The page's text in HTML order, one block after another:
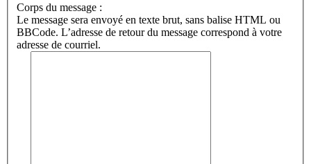
Corps du message :
Le message sera envoyé en texte brut, sans balise HTML ou
BBCode. L’adresse de retour du message correspond à votre
adresse de courriel.